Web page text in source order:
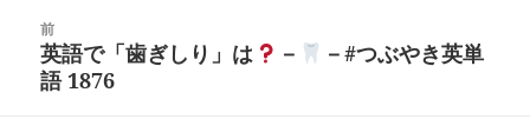
前
前
の
英語で「歯ぎしり」は －
－#つぶやき英単
語 1876